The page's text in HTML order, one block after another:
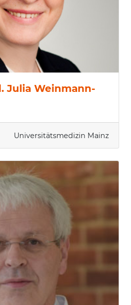
Julia Weinmann-
Universitätsmedizin Mainz